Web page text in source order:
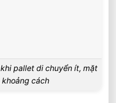
pallet di chuyển ít, mặt
khoảng cách